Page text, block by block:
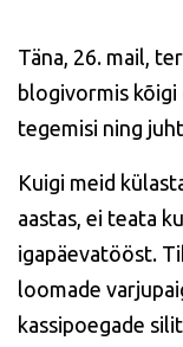
Täna, 26. mail,
blogivormis kõigi
tegemisi ning
Kuigi meid
aastas, ei teata
igapäevatööst.
loomade
kassipoegade